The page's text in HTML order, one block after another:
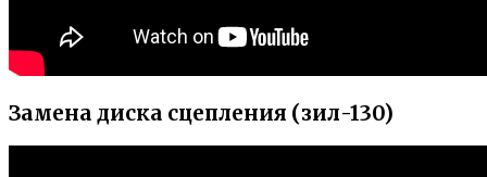
Замена диска сцепления (зил-130)